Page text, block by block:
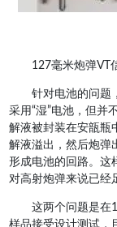
127毫米炮弹VT
针对电池的问题
采用“湿”电池，但并
解液被封装在安瓿瓶
解液溢出，然后炮弹
形成电池的回路。这
对高射炮弹来说已经
这两个问题是在